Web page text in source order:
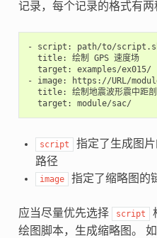
记录，每个记录的格式有两
- script:
title:
绘制 GPS
速度场
target:
examples/ex015/
-
image:
title:
target:
script 指定了生成图
路径
image 指定了缩略图的
应当尽量优先选择 script
绘图脚本，生成缩略图。